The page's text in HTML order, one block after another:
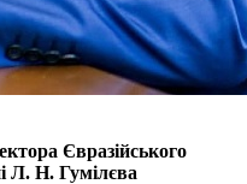
Євразійського
Л. Н. Гумілєва